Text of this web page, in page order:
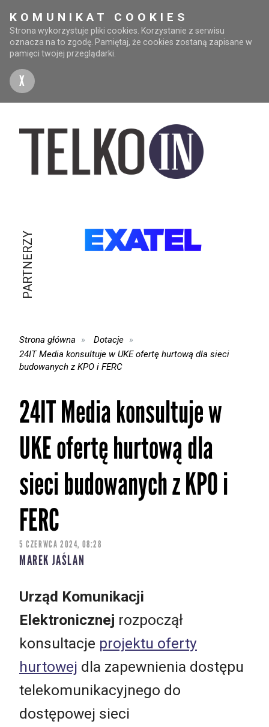
KOMUNIKAT COOKIES
Strona wykorzystuje pliki cookies. Korzystanie z serwisu
oznacza na to zgodę. Pamiętaj, że cookies zostaną zapisane w
pamięci twojej przeglądarki.
X
PARTNERZY
Strona główna
Dotacje
24IT Media konsultuje w UKE ofertę hurtową dla sieci
budowanych z KPO i FERC
24IT Media konsultuje w
UKE ofertę hurtową dla
sieci budowanych z KPO i
FERC
5 CZERWCA 2024, 08:28
MAREK JAŚLAN
Urząd Komunikacji
Elektronicznej rozpoczął
konsultacje projektu oferty
hurtowej dla zapewnienia dostępu
telekomunikacyjnego do
dostępowej sieci